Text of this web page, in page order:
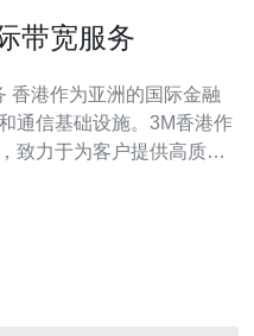
带宽服务
通信基础设施。3M香港作
致力于为客户提供高质量